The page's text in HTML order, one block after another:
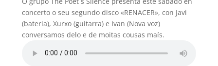
concerto o seu segundo disco «RENACER», con Javi
(bateria), Xurxo (guitarra) e Ivan (Nova voz)
conversamos delo e de moitas cousas maís.